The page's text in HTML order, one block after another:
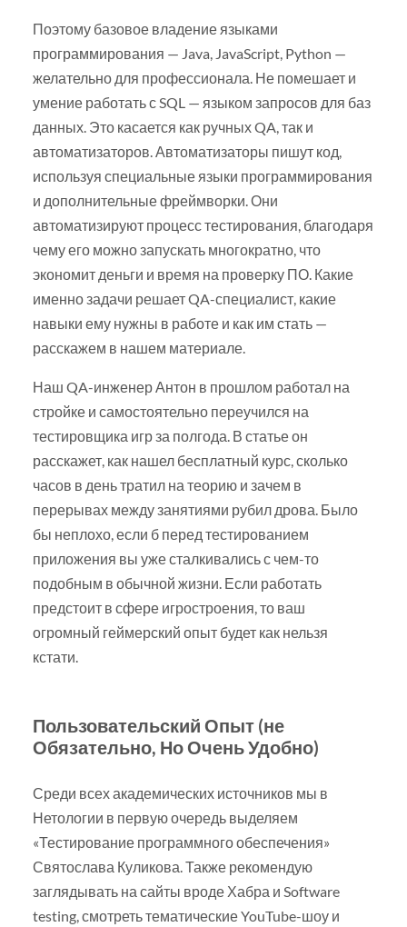
Поэтому базовое владение языками
программирования — Java, JavaScript, Python —
желательно для профессионала. Не помешает и
умение работать с SQL — языком запросов для баз
данных. Это касается как ручных QA, так и
автоматизаторов. Автоматизаторы пишут код,
используя специальные языки программирования
и дополнительные фреймворки. Они
автоматизируют процесс тестирования, благодаря
чему его можно запускать многократно, что
экономит деньги и время на проверку ПО. Какие
именно задачи решает QA-специалист, какие
навыки ему нужны в работе и как им стать —
расскажем в нашем материале.
Наш QA-инженер Антон в прошлом работал на
стройке и самостоятельно переучился на
тестировщика игр за полгода. В статье он
расскажет, как нашел бесплатный курс, сколько
часов в день тратил на теорию и зачем в
перерывах между занятиями рубил дрова. Было
бы неплохо, если б перед тестированием
приложения вы уже сталкивались с чем-то
подобным в обычной жизни. Если работать
предстоит в сфере игростроения, то ваш
огромный геймерский опыт будет как нельзя
кстати.
Пользовательский Опыт (не
Обязательно, Но Очень Удобно)
Среди всех академических источников мы в
Нетологии в первую очередь выделяем
«Тестирование программного обеспечения»
Святослава Куликова. Также рекомендую
заглядывать на сайты вроде Хабра и Software
testing, смотреть тематические YouTube-шоу и